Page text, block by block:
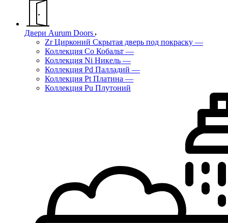
Двери Aurum Doors
Zr Цирконий Скрытая дверь под покраску —
Коллекция Co Кобальт —
Коллекция Ni Никель —
Коллекция Pd Палладий —
Коллекция Pt Платина —
Коллекция Pu Плутоний